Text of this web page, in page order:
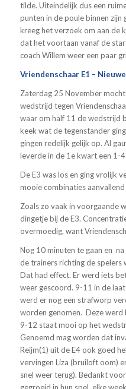
tilde. Uiteindelijk dus een
punten in de poule binnen
kreeg het verzoek om aan de
dat het voortaan vanaf de
coach Willem weer een paar
Vriendenschaar E1 –
Zaterdag 25 November
wedstrijd tegen
waar om half 11 de wedstrijd
keek wat de tegenstander
gingen redelijk gelijk op. Al
leverde in de 1e kwart een 1-
De E3 was los en ging vrolijk
mooie combinaties
Zoals zo vaak in voorgaande
dingetje bij de E3.
overmoedig, want
Nog 10 minuten te gaan en
de trainers richting de spelers
Dat had effect. Er werd iets
weer gescoord. 9-11 in de
werd er nog een strafworp
worden genomen. Deze werd
9-12 staat mooi op het
Genoemd mag worden dat
Reijm(1) uit de E4 ook goed
vervingen Liza (bruiloft oom)
snel weer terug). Bedankt
gegroeid in hun spel, elke